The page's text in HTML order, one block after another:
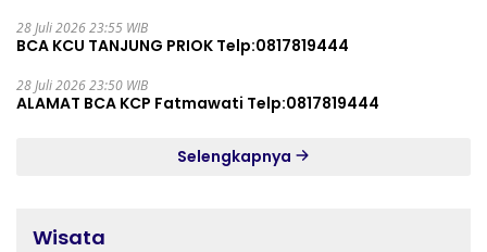
28 Juli 2026 23:55 WIB
BCA KCU TANJUNG PRIOK Telp:0817819444
28 Juli 2026 23:50 WIB
ALAMAT BCA KCP Fatmawati Telp:0817819444
Selengkapnya
Wisata